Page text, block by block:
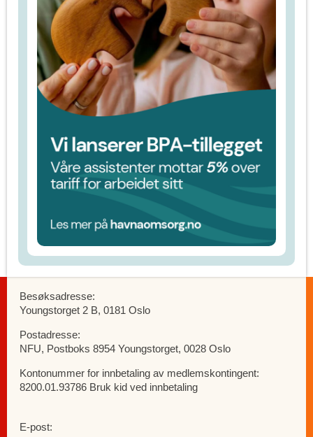
Besøksadresse:
Youngstorget 2 B, 0181 Oslo
Postadresse:
NFU, Postboks 8954 Youngstorget, 0028 Oslo
Kontonummer for innbetaling av medlemskontingent:
8200.01.93786 Bruk kid ved innbetaling
E-post: